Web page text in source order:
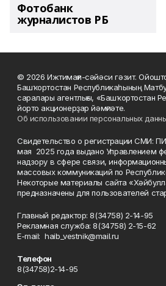
Фотобанк
журналистов РБ
© 2026 Ижтимағи-сәйәси гәзит.
Башҡортостан Республикаһының
саралары агентлығы, «Башҡортостан
йорто акционерҙар йәмғиәте.
Об использовании персональных
Свидетельство о регистрации СМИ:
мая 2025 года выдано Управлением
надзору в сфере связи,
массовых коммуникаций по
Некоторые материалы сайта
предназначены для пользователей
Главный редактор: 8(34758) 2-14-95
Рекламная служба: 8(34758) 2-15-62
Е-mаil: haib_vestnik@mail.ru
Телефон
8(34758)2-14-95